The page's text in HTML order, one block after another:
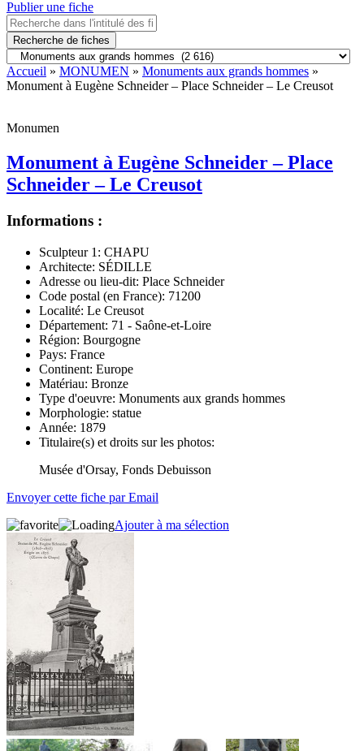
Publier une fiche
Recherche de fiches
Accueil » MONUMEN » Monuments aux grands hommes »
Monument à Eugène Schneider – Place Schneider – Le Creusot
Monumen
Monument à Eugène Schneider – Place
Schneider – Le Creusot
Informations :
Sculpteur 1: CHAPU
Architecte: SÉDILLE
Adresse ou lieu-dit: Place Schneider
Code postal (en France): 71200
Localité: Le Creusot
Département: 71 - Saône-et-Loire
Région: Bourgogne
Pays: France
Continent: Europe
Matériau: Bronze
Type d'oeuvre: Monuments aux grands hommes
Morphologie: statue
Année: 1879
Titulaire(s) et droits sur les photos:
Musée d'Orsay, Fonds Debuisson
Envoyer cette fiche par Email
Ajouter à ma sélection